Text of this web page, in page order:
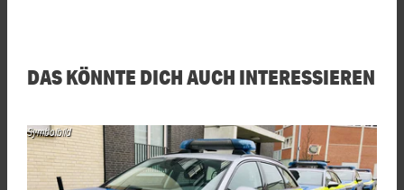
DAS KÖNNTE DICH AUCH INTERESSIEREN
Symbolbild